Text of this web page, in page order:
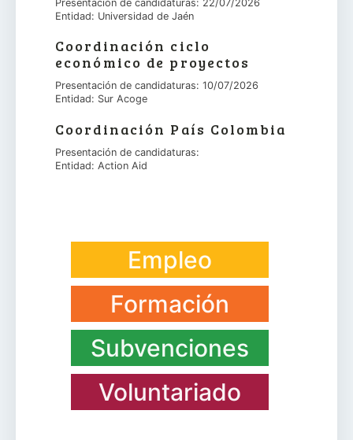
Presentación de candidaturas: 22/07/2026
Entidad: Universidad de Jaén
Coordinación ciclo
económico de proyectos
Presentación de candidaturas: 10/07/2026
Entidad: Sur Acoge
Coordinación País Colombia
Presentación de candidaturas:
Entidad: Action Aid
Empleo
Formación
Subvenciones
Voluntariado